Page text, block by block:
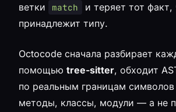
ветки
match
и теряет тот
принадлежит типу.
Octocode сначала разбирает
помощью tree-sitter, обходит
по реальным границам
методы, классы, модули — а не